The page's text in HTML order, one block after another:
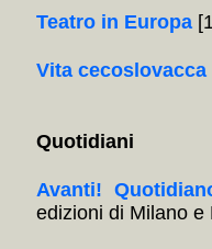
Teatro in Europa
Vita cecoslovacca
Quotidiani
Avanti!
edizioni di Milano e